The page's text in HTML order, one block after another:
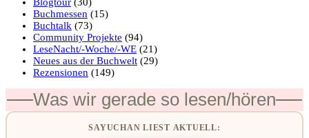
Buchmessen (15)
Buchtalk (73)
Community Projekte (94)
LeseNacht/-Woche/-WE (21)
Neues aus der Buchwelt (29)
Rezensionen (149)
Was wir gerade so lesen/hören
SAYUCHAN LIEST AKTUELL: